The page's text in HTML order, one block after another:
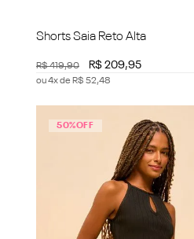
Shorts Saia Reto Alta
R$419,90 R$ 209,95
ou4x de R$ 52,48
50%OFF